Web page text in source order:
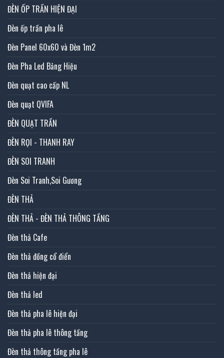
ĐÈN ỐP TRẦN HIỆN ĐẠI
Đèn ốp trần pha lê
Đèn Panel 60x60 và Đèn 1m2
Đèn Pha Led Bảng Hiệu
Đèn quạt cao cấp NL
Đèn quạt QVIFA
ĐÈN QUẠT TRẦN
ĐÈN RỌI - THANH RAY
ĐÈN SOI TRANH
Đèn Soi Tranh,Soi Gương
ĐÈN THẢ
ĐÈN THẢ - ĐÈN THẢ THÔNG TẦNG
Đèn thả Cafe
Đèn thả đồng cổ điển
Đèn thả hiện đại
Đèn thả led
Đèn thả pha lê hiện đại
Đèn thả pha lê thông tầng
Đèn thả thông tầng pha lê